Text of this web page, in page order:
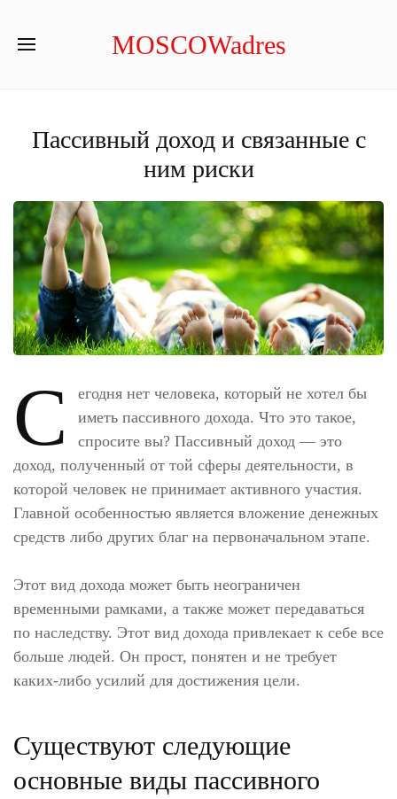
MOSCOWadres
Пассивный доход и связанные с
ним риски
С
егодня нет человека, который не хотел бы
иметь пассивного дохода. Что это такое,
спросите вы? Пассивный доход — это
доход, полученный от той сферы деятельности, в
которой человек не принимает активного участия.
Главной особенностью является вложение денежных
средств либо других благ на первоначальном этапе.
Этот вид дохода может быть неограничен
временными рамками, а также может передаваться
по наследству. Этот вид дохода привлекает к себе все
больше людей. Он прост, понятен и не требует
каких-либо усилий для достижения цели.
Существуют следующие
основные виды пассивного